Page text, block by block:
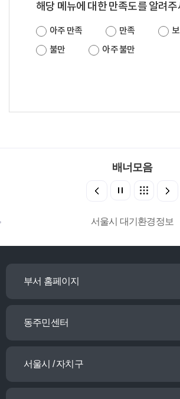
해당 메뉴에 대한 만족도를 알려
아주 만족 만족
불만
아주 불만
배너모음
서울시 대기환경정보
부서 홈페이지
동주민센터
서울시 / 자치구